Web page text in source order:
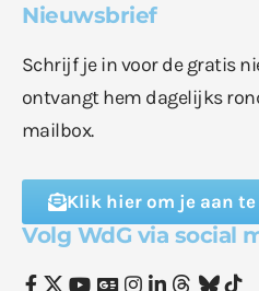
Nieuwsbrief
Schrijf je in voor de gratis
ontvangt hem dagelijks
mailbox.
Klik hier om je aan te
Volg WdG via social